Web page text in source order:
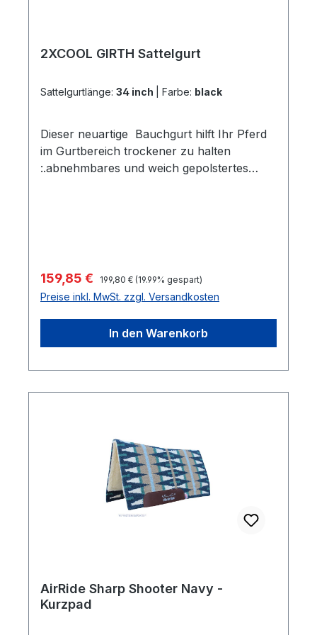
2XCOOL GIRTH Sattelgurt
Sattelgurtlänge: 34 inch Farbe: black
Dieser neuartige Bauchgurt hilft Ihr Pferd
im Gurtbereich trockener zu halten
:.abnehmbares und weich gepolstertes
halten.extra grosse und weiche Unterlage
für die Edelstahlschnalle Länge 34"
Verkaufspreis:
159,85 € Regulärer Preis:
199,80 € (19.99% gespart)
Preise inkl. MwSt. zzgl. Versandkosten
In den Warenkorb
AirRide Sharp Shooter Navy -
Kurzpad